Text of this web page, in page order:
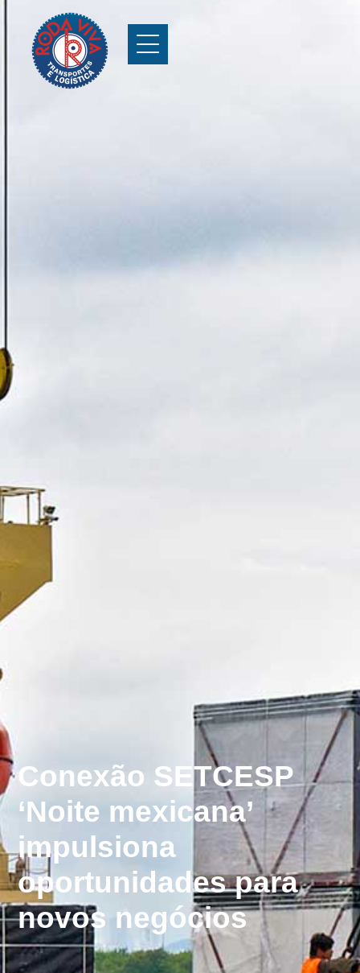
Conexão SETCESP
‘Noite mexicana’
impulsiona
oportunidades para
novos negócios